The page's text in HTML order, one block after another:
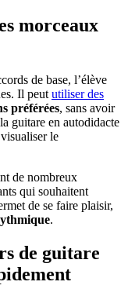
morceaux
de base, l’élève
Il peut utiliser des
préférées, sans avoir
guitare en autodidacte
le
de nombreux
qui souhaitent
de se faire plaisir,
.
de guitare